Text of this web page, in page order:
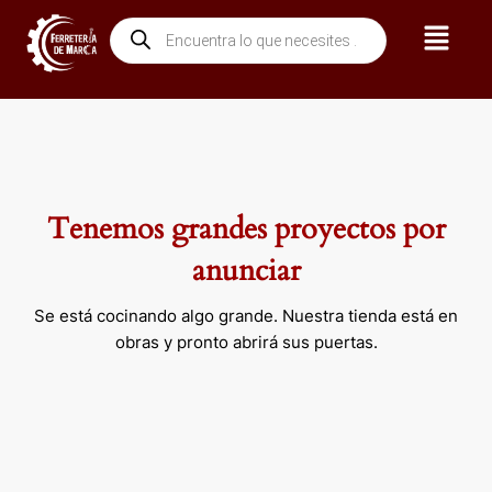
contenido
Búsqueda
de
productos
Menú
Tenemos grandes proyectos por
anunciar
Se está cocinando algo grande. Nuestra tienda está en
obras y pronto abrirá sus puertas.